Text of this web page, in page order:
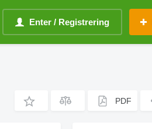
Enter / Registrering
PDF